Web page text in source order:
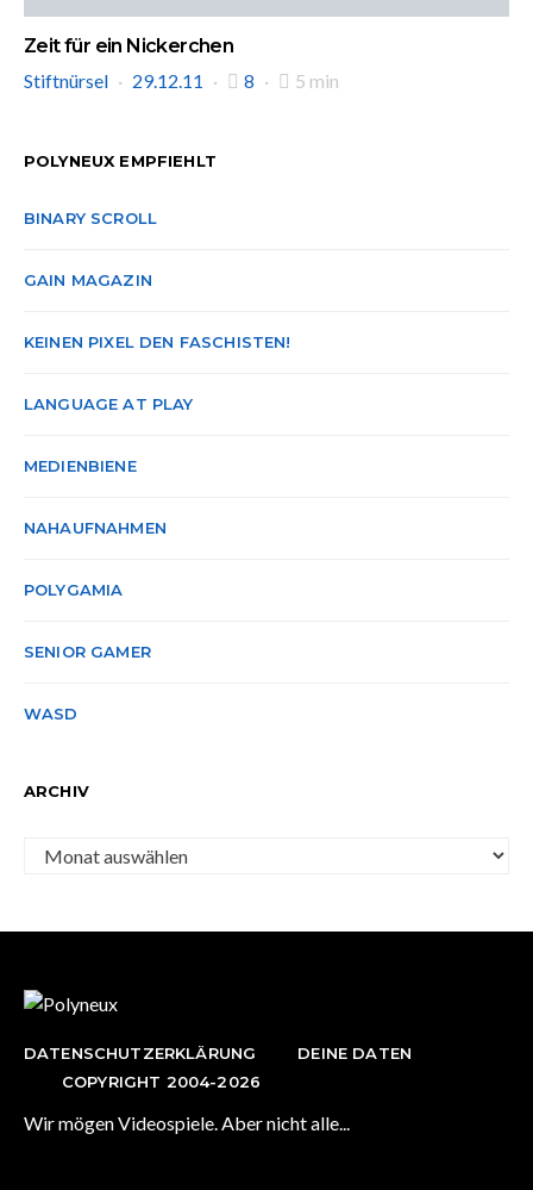
Zeit für ein Nickerchen
Stiftnürsel
29.12.11 8 5 min
POLYNEUX EMPFIEHLT
BINARY SCROLL
GAIN MAGAZIN
KEINEN PIXEL DEN FASCHISTEN!
LANGUAGE AT PLAY
MEDIENBIENE
NAHAUFNAHMEN
POLYGAMIA
SENIOR GAMER
WASD
ARCHIV
Archiv
DATENSCHUTZERKLÄRUNG
DEINE DATEN
COPYRIGHT 2004-2026
Wir mögen Videospiele. Aber nicht alle...